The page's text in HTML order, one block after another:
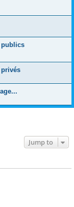
publics
Jump to